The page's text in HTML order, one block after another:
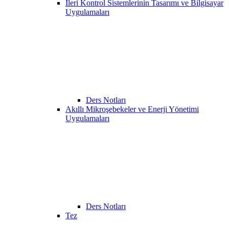
İleri Kontrol Sistemlerinin Tasarımı ve Bilgisayar
Uygulamaları
Ders Notları
Akıllı Mikroşebekeler ve Enerji Yönetimi
Uygulamaları
Ders Notları
Tez